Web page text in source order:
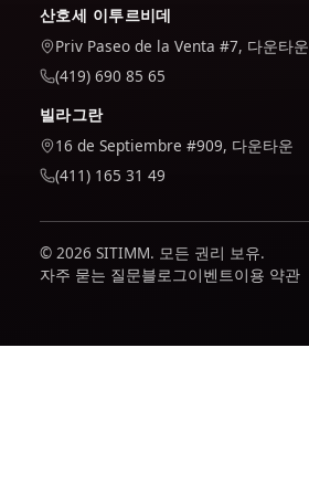
산호세 이투르비데
Priv Paseo de la Venta #7, 다운타운
(419) 690 85 65
빌라그란
16 de Septiembre #909, 다운타운
(411) 165 31 49
© 2026 SITIMM. 모든 권리 보유.
자주 묻는 질문블로그이벤트이용 약관